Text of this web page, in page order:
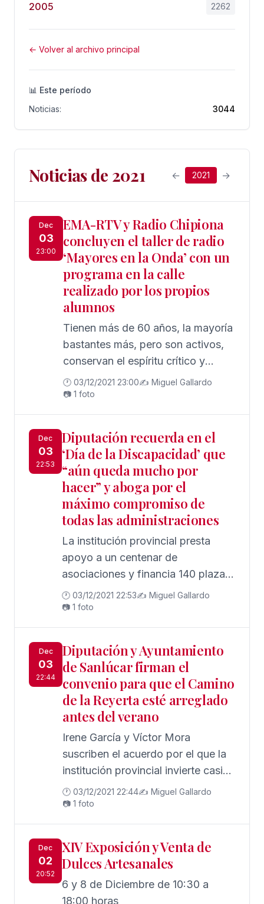
2005 2262
← Volver al archivo principal
📊 Este período
Noticias:
3044
Noticias de 2021 ← 2021 →
Dec
03
23:00
EMA-RTV y Radio Chipiona
concluyen el taller de radio
‘Mayores en la Onda’ con un
programa en la calle
realizado por los propios
alumnos
Tienen más de 60 años, la mayoría
bastantes más, pero son activos,
conservan el espíritu crítico y
reclaman voz para su colectivo
🕐 03/12/2021 23:00✍️ Miguel Gallardo
📷 1 foto
Dec
03
22:53
Diputación recuerda en el
‘Día de la Discapacidad’ que
“aún queda mucho por
hacer” y aboga por el
máximo compromiso de
todas las administraciones
La institución provincial presta
apoyo a un centenar de
asociaciones y financia 140 plazas
para la atención especializada
🕐 03/12/2021 22:53✍️ Miguel Gallardo
📷 1 foto
Dec
03
22:44
Diputación y Ayuntamiento
de Sanlúcar firman el
convenio para que el Camino
de la Reyerta esté arreglado
antes del verano
Irene García y Víctor Mora
suscriben el acuerdo por el que la
institución provincial invierte casi
350.000 euros para la actuación
🕐 03/12/2021 22:44✍️ Miguel Gallardo
📷 1 foto
Dec
02
20:52
XIV Exposición y Venta de
Dulces Artesanales
6 y 8 de Diciembre de 10:30 a
18:00 horas